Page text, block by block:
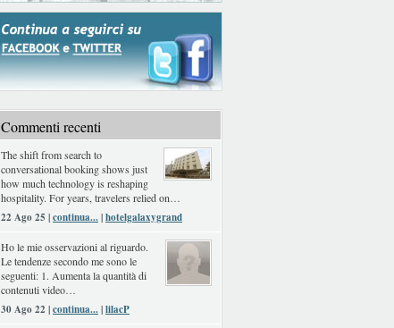
Commenti recenti
The shift from search to
conversational booking shows just
how much technology is reshaping
hospitality. For years, travelers relied on…
22 Ago 25 |continua...|hotelgalaxygrand
Ho le mie osservazioni al riguardo.
Le tendenze secondo me sono le
seguenti: 1. Aumenta la quantità di
contenuti video…
30 Ago 22 |continua...|lilacP